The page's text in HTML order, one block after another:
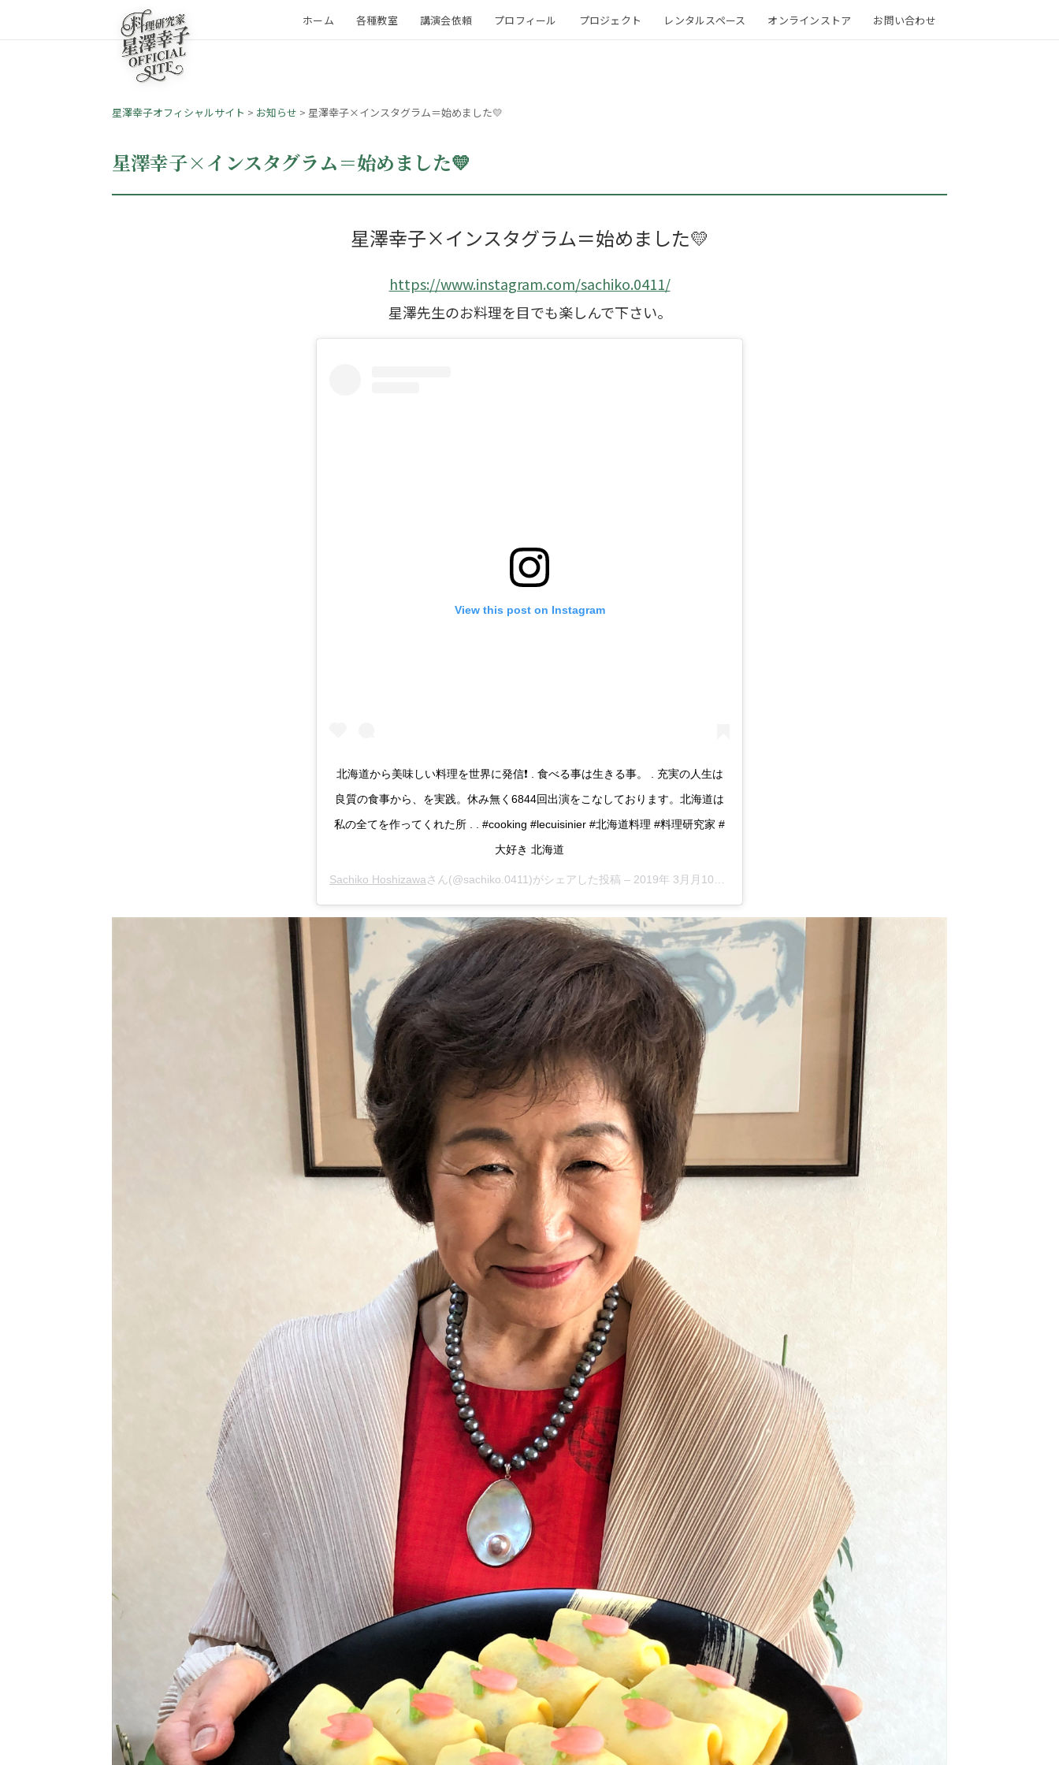
ホーム 各種教室 講演会依頼 プロフィール プロジェクト レンタルスペース オンラインストア お問い合わせ
星澤幸子オフィシャルサイト > お知らせ > 星澤幸子×インスタグラム＝始めました💛
星澤幸子×インスタグラム＝始めました💛
星澤幸子×インスタグラム＝始めました💛
https://www.instagram.com/sachiko.0411/
星澤先生のお料理を目でも楽しんで下さい。
View this post on Instagram
北海道から美味しい料理を世界に発信❗️ . 食べる事は生きる事。 . 充実の人生は
良質の食事から、を実践。休み無く6844回出演をこなしております。北海道は
私の全てを作ってくれた所 . . #cooking #lecuisinier #北海道料理 #料理研究家 #
大好き 北海道
Sachiko Hoshizawaさん(@sachiko.0411)がシェアした投稿 – 2019年 3月月10日午後6時19分PDT